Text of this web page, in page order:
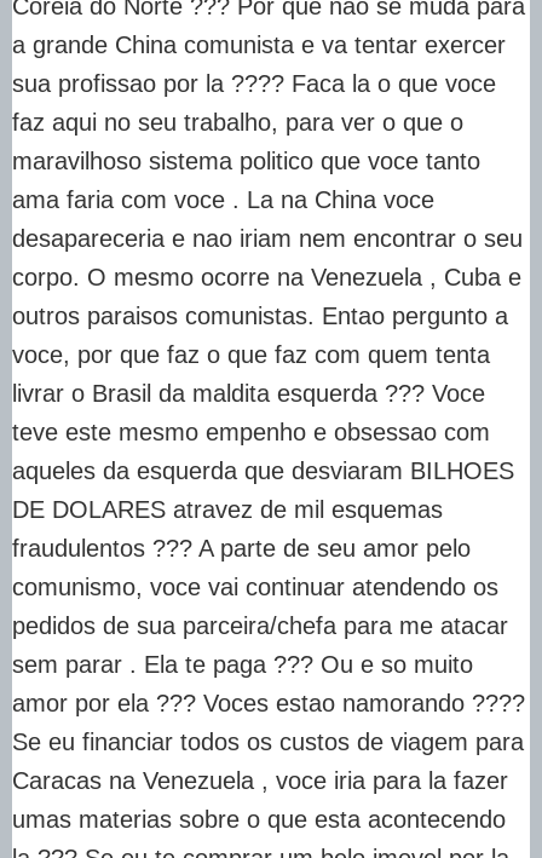
Coreia do Norte ??? Por que nao se muda para
a grande China comunista e va tentar exercer
sua profissao por la ???? Faca la o que voce
faz aqui no seu trabalho, para ver o que o
maravilhoso sistema politico que voce tanto
ama faria com voce . La na China voce
desapareceria e nao iriam nem encontrar o seu
corpo. O mesmo ocorre na Venezuela , Cuba e
outros paraisos comunistas. Entao pergunto a
voce, por que faz o que faz com quem tenta
livrar o Brasil da maldita esquerda ??? Voce
teve este mesmo empenho e obsessao com
aqueles da esquerda que desviaram BILHOES
DE DOLARES atravez de mil esquemas
fraudulentos ??? A parte de seu amor pelo
comunismo, voce vai continuar atendendo os
pedidos de sua parceira/chefa para me atacar
sem parar . Ela te paga ??? Ou e so muito
amor por ela ??? Voces estao namorando ????
Se eu financiar todos os custos de viagem para
Caracas na Venezuela , voce iria para la fazer
umas materias sobre o que esta acontecendo